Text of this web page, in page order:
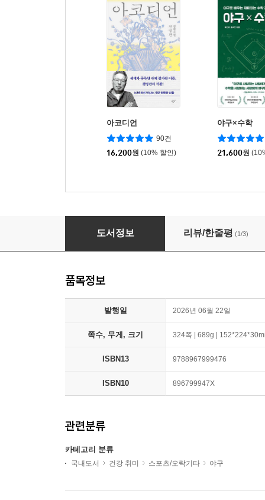
아코디언
90건
16,200원 (10% 할인)
야구×수학
21,600원
KBO 명장면 100
도서정보 리뷰/한줄평 (1/3)
품목정보
발행일 2026년 06월 22일
쪽수, 무게, 크기 324쪽 | 689g |
ISBN13 9788967999476
ISBN10 896799947X
관련분류
카테고리 분류
국내도서 건강 취미 스포츠/오락기타 야구